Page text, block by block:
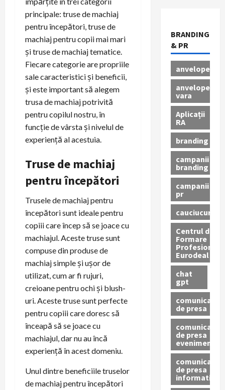
principale: truse de machiaj
pentru începători, truse de
machiaj pentru copii mai mari
și truse de machiaj tematice.
Fiecare categorie are propriile
sale caracteristici și beneficii,
și este important să alegem
trusa de machiaj potrivită
pentru copilul nostru, în
funcție de vârsta și nivelul de
experiență al acestuia.
Truse de machiaj
pentru începători
Trusele de machiaj pentru
începători sunt ideale pentru
copiii care încep să se joace cu
machiajul. Aceste truse sunt
compuse din produse de
machiaj simple și ușor de
utilizat, cum ar fi rujuri,
creioane pentru ochi și blush-
uri. Aceste truse sunt perfecte
pentru copiii care doresc să
înceapă să se joace cu
machiajul, dar nu au încă
experiență în acest domeniu.
Unul dintre beneficiile truselor
de machiaj pentru începători
BRANDING
& PR
anvelope
anvelope
vara
Aplicații
RA
branding
campanii
branding
campanii
pr
cauciucuri
Centrul de
Formare
Profesionala
Eurodeal
chat
gpt
comunicat
de presa
comunicat
de presa
eveniment
comunicat
de presa
informativ